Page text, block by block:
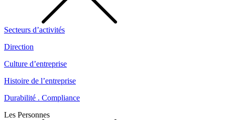
Secteurs d’activités
Direction
Culture d’entreprise
Histoire de l’entreprise
Durabilité . Compliance
Les Personnes